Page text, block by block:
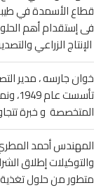
فى إستقدام أهم
الإنتاج الزراعي
خوان جارسه ، مدير
المتخصصة و خبرة تتجاوز 26 عاماً في تطوير وإنتاج المغذيات
المهندس أحمد
والتوكيلات إطلاق
متطور من حلول